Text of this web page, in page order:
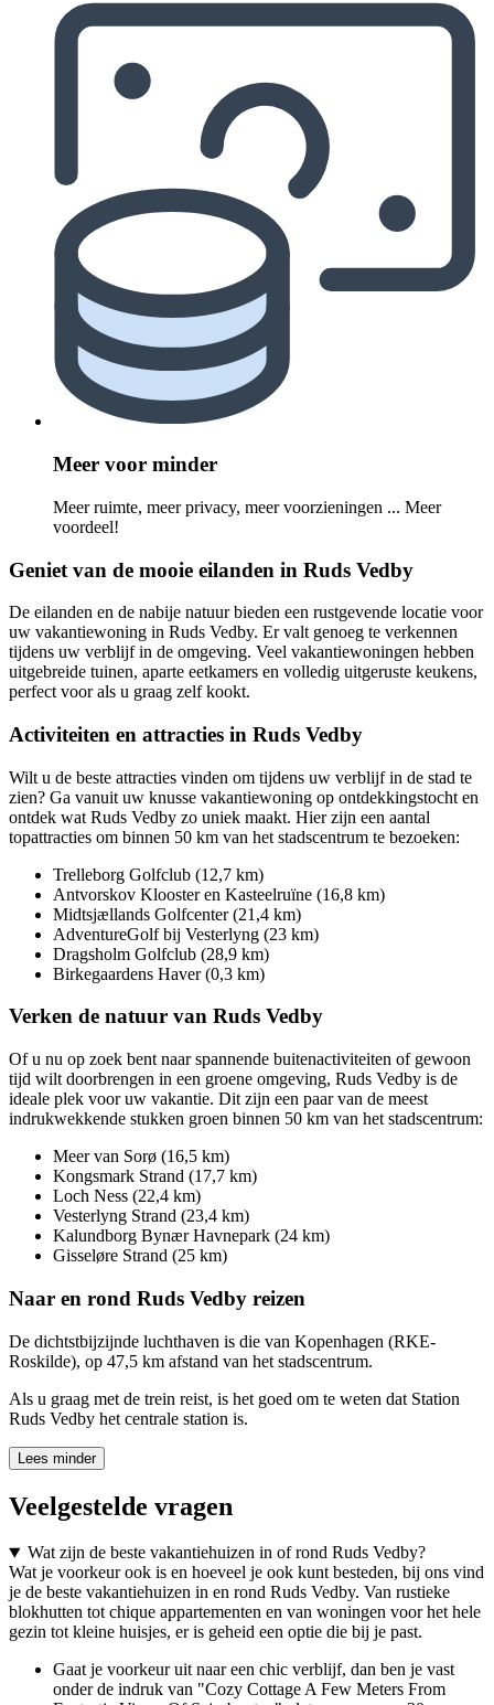
Meer voor minder
Meer ruimte, meer privacy, meer voorzieningen ... Meer
voordeel!
Geniet van de mooie eilanden in Ruds Vedby
De eilanden en de nabije natuur bieden een rustgevende locatie voor
uw vakantiewoning in Ruds Vedby. Er valt genoeg te verkennen
tijdens uw verblijf in de omgeving. Veel vakantiewoningen hebben
uitgebreide tuinen, aparte eetkamers en volledig uitgeruste keukens,
perfect voor als u graag zelf kookt.
Activiteiten en attracties in Ruds Vedby
Wilt u de beste attracties vinden om tijdens uw verblijf in de stad te
zien? Ga vanuit uw knusse vakantiewoning op ontdekkingstocht en
ontdek wat Ruds Vedby zo uniek maakt. Hier zijn een aantal
topattracties om binnen 50 km van het stadscentrum te bezoeken:
Trelleborg Golfclub (12,7 km)
Antvorskov Klooster en Kasteelruïne (16,8 km)
Midtsjællands Golfcenter (21,4 km)
AdventureGolf bij Vesterlyng (23 km)
Dragsholm Golfclub (28,9 km)
Birkegaardens Haver (0,3 km)
Verken de natuur van Ruds Vedby
Of u nu op zoek bent naar spannende buitenactiviteiten of gewoon
tijd wilt doorbrengen in een groene omgeving, Ruds Vedby is de
ideale plek voor uw vakantie. Dit zijn een paar van de meest
indrukwekkende stukken groen binnen 50 km van het stadscentrum:
Meer van Sorø (16,5 km)
Kongsmark Strand (17,7 km)
Loch Ness (22,4 km)
Vesterlyng Strand (23,4 km)
Kalundborg Bynær Havnepark (24 km)
Gisseløre Strand (25 km)
Naar en rond Ruds Vedby reizen
De dichtstbijzijnde luchthaven is die van Kopenhagen (RKE-
Roskilde), op 47,5 km afstand van het stadscentrum.
Als u graag met de trein reist, is het goed om te weten dat Station
Ruds Vedby het centrale station is.
Lees minder
Veelgestelde vragen
Wat zijn de beste vakantiehuizen in of rond Ruds Vedby?
Wat je voorkeur ook is en hoeveel je ook kunt besteden, bij ons vind
je de beste vakantiehuizen in en rond Ruds Vedby. Van rustieke
blokhutten tot chique appartementen en van woningen voor het hele
gezin tot kleine huisjes, er is geheid een optie die bij je past.
Gaat je voorkeur uit naar een chic verblijf, dan ben je vast
onder de indruk van "Cozy Cottage A Few Meters From